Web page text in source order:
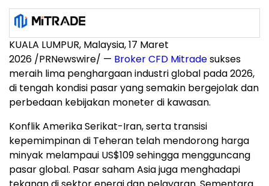
KUALA LUMPUR, Malaysia, 17 Maret
2026 /PRNewswire/ — Broker CFD Mitradesukses
meraih lima penghargaan industri global pada 2026,
di tengah kondisi pasar yang semakin bergejolak dan
perbedaan kebijakan moneter di kawasan.
Konflik Amerika Serikat-Iran, serta transisi
kepemimpinan di Teheran telah mendorong harga
minyak melampaui US$109 sehingga mengguncang
pasar global. Pasar saham Asia juga menghadapi